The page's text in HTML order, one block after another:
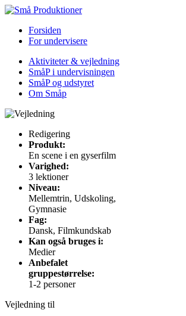
Forsiden
For undervisere
Aktiviteter & vejledning
SmåP i undervisningen
SmåP og udstyret
Om Småp
Redigering
Produkt:
En scene i en gyserfilm
Varighed:
3 lektioner
Niveau:
Mellemtrin, Udskoling,
Gymnasie
Fag:
Dansk, Filmkundskab
Kan også bruges i:
Medier
Anbefalet
gruppestørrelse:
1-2 personer
Vejledning til